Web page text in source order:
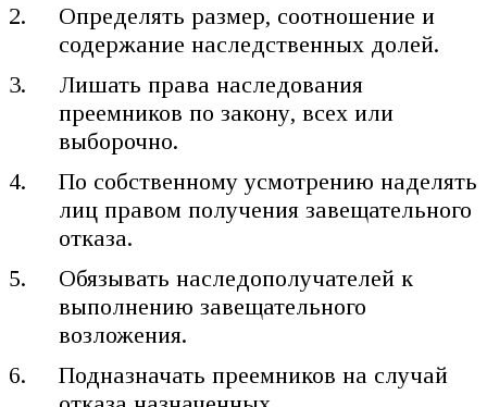
Определять размер, соотношение и
содержание наследственных долей.
Лишать права наследования
преемников по закону, всех или
выборочно.
По собственному усмотрению наделять
лиц правом получения завещательного
отказа.
Обязывать наследополучателей к
выполнению завещательного
возложения.
Подназначать преемников на случай